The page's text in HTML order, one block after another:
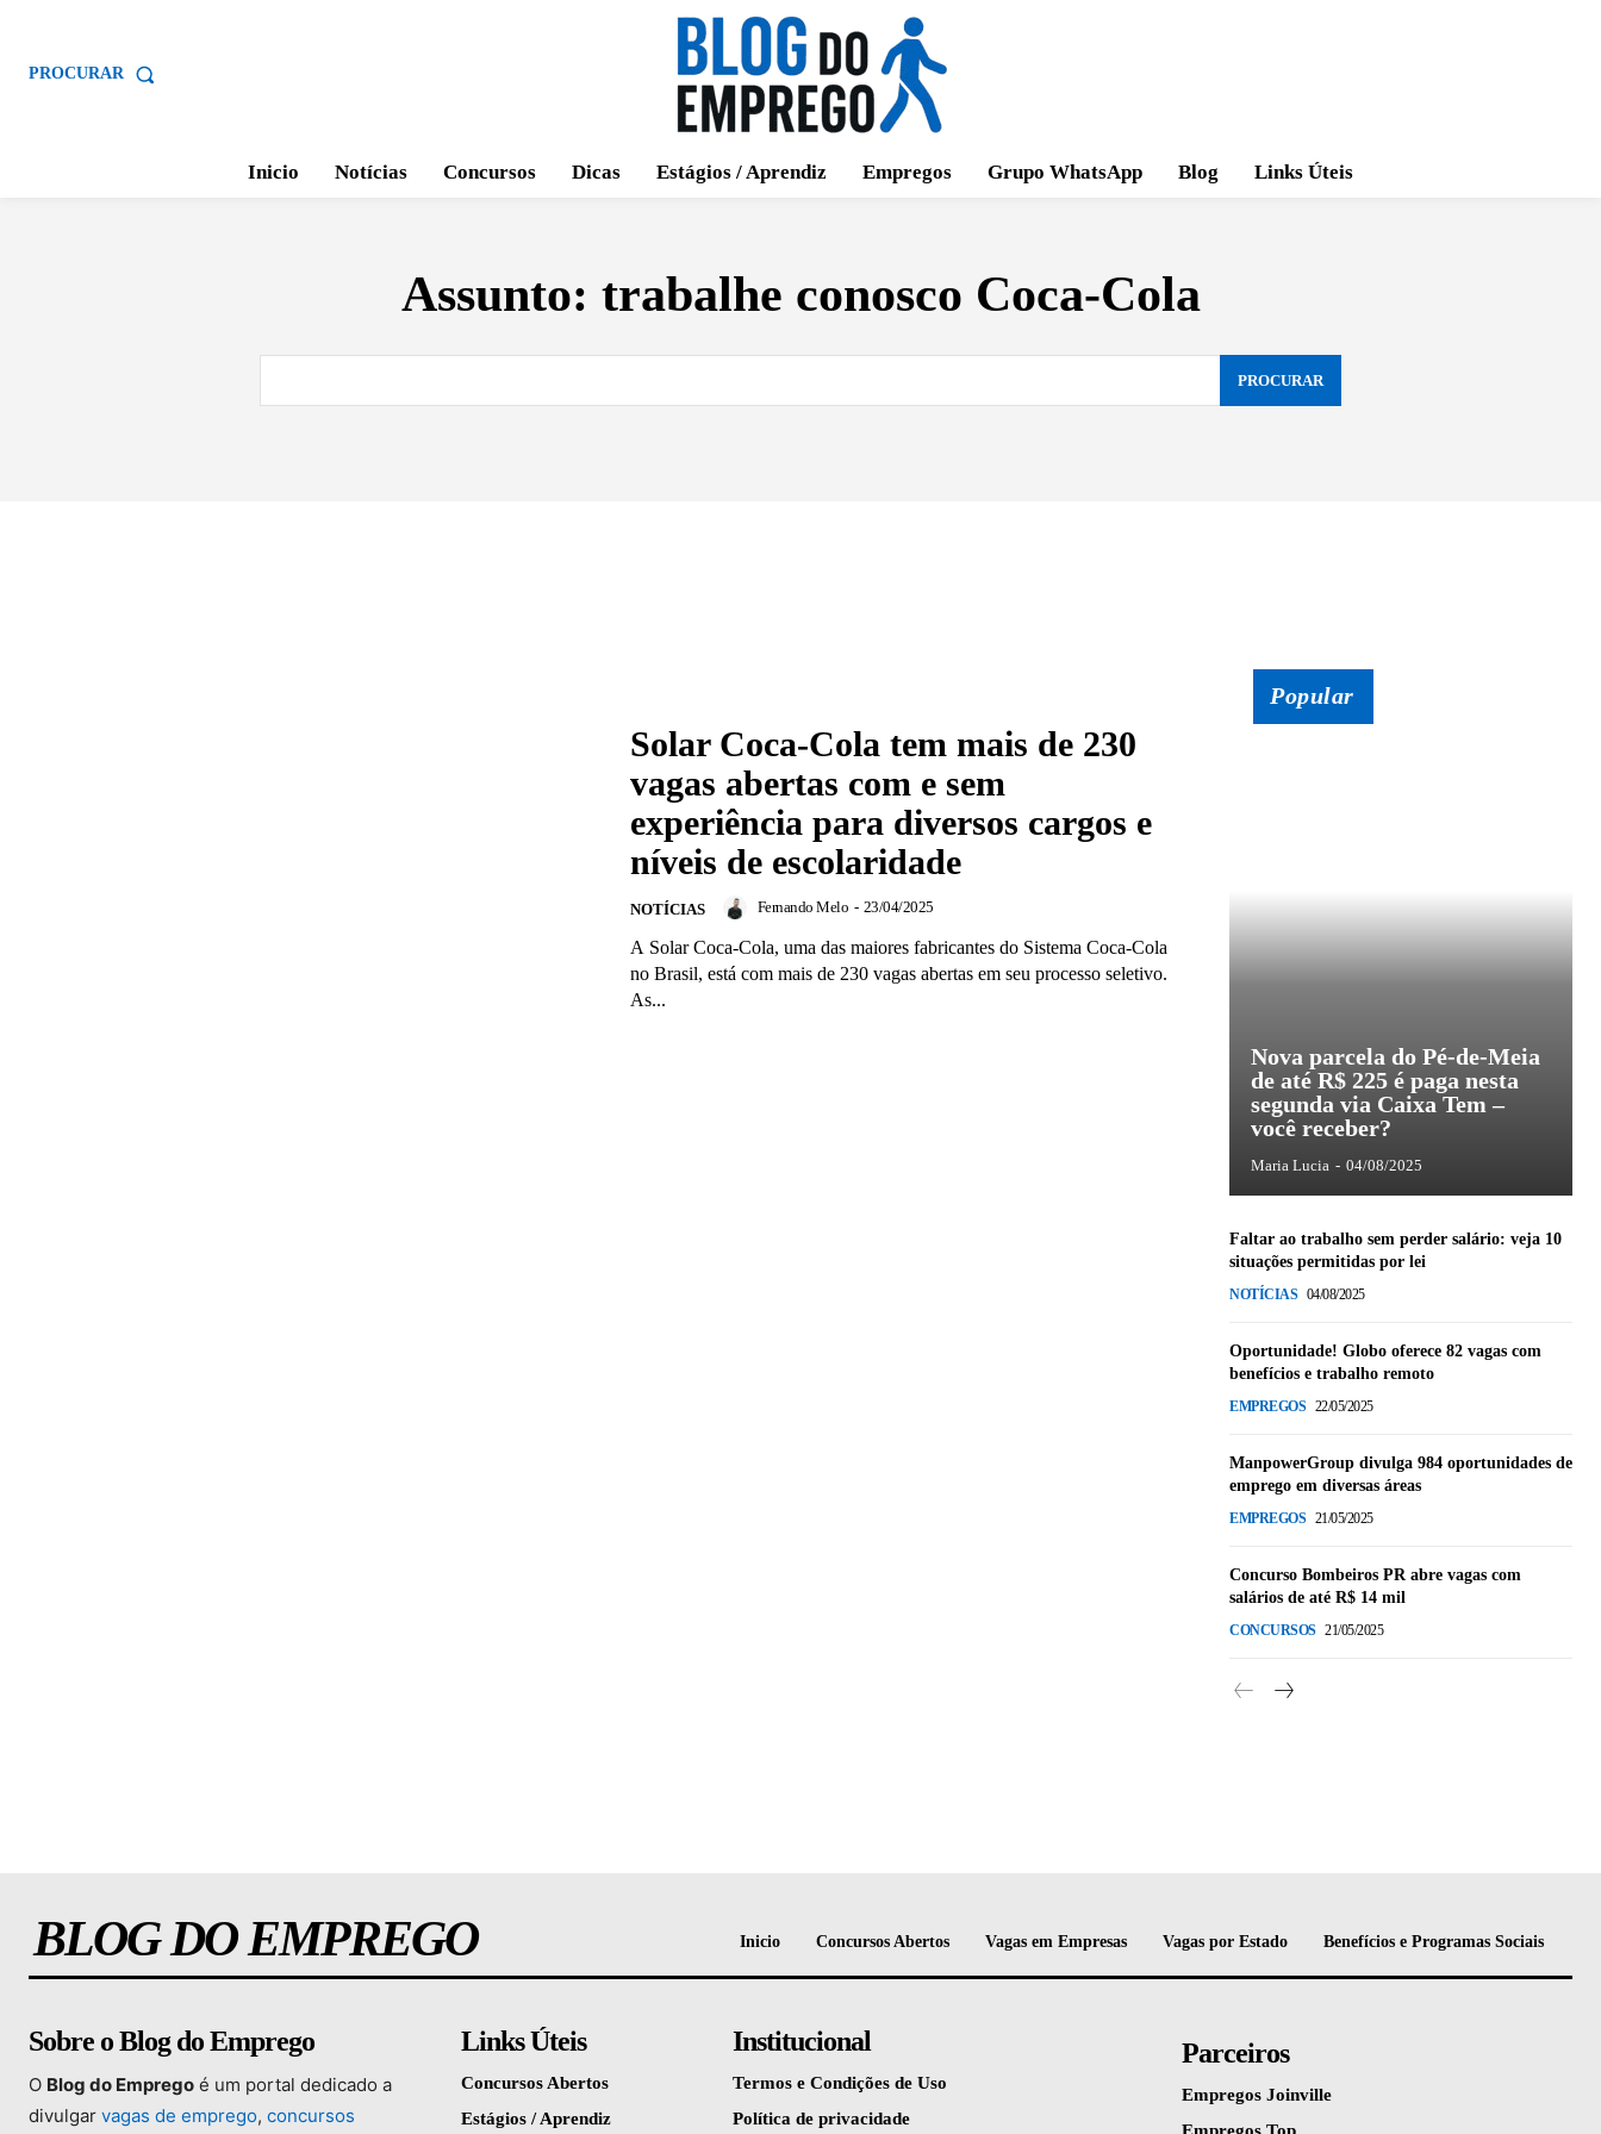
PROCURAR
Inicio Notícias Concursos Dicas Estágios / Aprendiz Empregos Grupo WhatsApp Blog Links Úteis
Assunto: trabalhe conosco Coca-Cola
PROCURAR
Solar Coca-Cola tem mais de 230
vagas abertas com e sem
experiência para diversos cargos e
níveis de escolaridade
NOTÍCIAS Fernando Melo - 23/04/2025
A Solar Coca-Cola, uma das maiores fabricantes do Sistema Coca-Cola
no Brasil, está com mais de 230 vagas abertas em seu processo seletivo.
As...
Popular
Nova parcela do Pé-de-Meia
de até R$ 225 é paga nesta
segunda via Caixa Tem –
você receber?
Maria Lucia - 04/08/2025
Faltar ao trabalho sem perder salário: veja 10
situações permitidas por lei
NOTÍCIAS 04/08/2025
Oportunidade! Globo oferece 82 vagas com
benefícios e trabalho remoto
EMPREGOS 22/05/2025
ManpowerGroup divulga 984 oportunidades de
emprego em diversas áreas
EMPREGOS 21/05/2025
Concurso Bombeiros PR abre vagas com
salários de até R$ 14 mil
CONCURSOS 21/05/2025
BLOG DO EMPREGO Inicio Concursos Abertos Vagas em Empresas Vagas por Estado Benefícios e Programas Sociais
Sobre o Blog do Emprego
O Blog do Emprego é um portal dedicado a
divulgar vagas de emprego, concursos
Links Úteis
Concursos Abertos
Estágios / Aprendiz
Institucional
Termos e Condições de Uso
Política de privacidade
Parceiros
Empregos Joinville
Empregos Top